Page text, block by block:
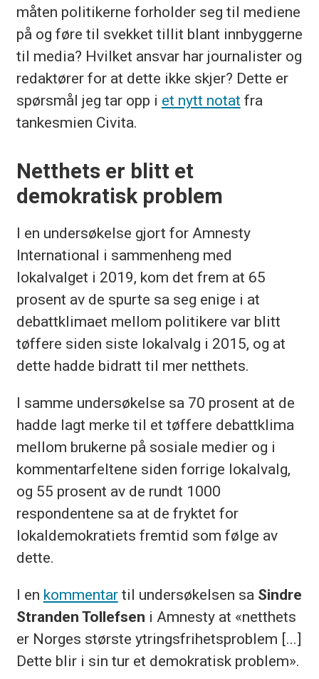
måten politikerne forholder seg til mediene
på og føre til svekket tillit blant innbyggerne
til media? Hvilket ansvar har journalister og
redaktører for at dette ikke skjer? Dette er
spørsmål jeg tar opp i et nytt notat fra
tankesmien Civita.
Netthets er blitt et
demokratisk problem
I en undersøkelse gjort for Amnesty
International i sammenheng med
lokalvalget i 2019, kom det frem at 65
prosent av de spurte sa seg enige i at
debattklimaet mellom politikere var blitt
tøffere siden siste lokalvalg i 2015, og at
dette hadde bidratt til mer netthets.
I samme undersøkelse sa 70 prosent at de
hadde lagt merke til et tøffere debattklima
mellom brukerne på sosiale medier og i
kommentarfeltene siden forrige lokalvalg,
og 55 prosent av de rundt 1000
respondentene sa at de fryktet for
lokaldemokratiets fremtid som følge av
dette.
I en kommentartil undersøkelsen sa Sindre
Stranden Tollefsen i Amnesty at «netthets
er Norges største ytringsfrihetsproblem [...]
Dette blir i sin tur et demokratisk problem».